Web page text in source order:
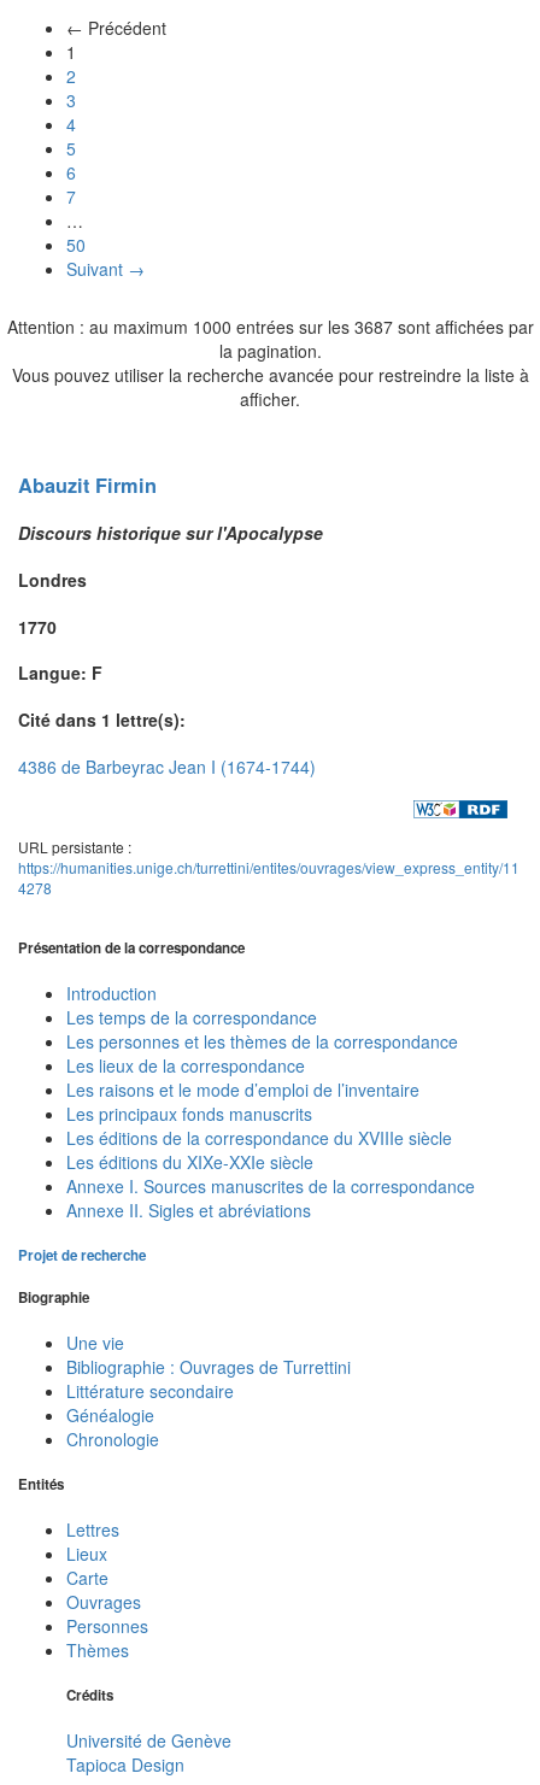
← Précédent
1
2
3
4
5
6
7
…
50
Suivant →
Attention : au maximum 1000 entrées sur les 3687 sont affichées par
la pagination.
Vous pouvez utiliser la recherche avancée pour restreindre la liste à
afficher.
Abauzit Firmin
Discours historique sur l'Apocalypse
Londres
1770
Langue: F
Cité dans 1 lettre(s):
4386 de Barbeyrac Jean I (1674-1744)
URL persistante :
https://humanities.unige.ch/turrettini/entites/ouvrages/view_express_entity/11
4278
Présentation de la correspondance
Introduction
Les temps de la correspondance
Les personnes et les thèmes de la correspondance
Les lieux de la correspondance
Les raisons et le mode d’emploi de l’inventaire
Les principaux fonds manuscrits
Les éditions de la correspondance du XVIIIe siècle
Les éditions du XIXe-XXIe siècle
Annexe I. Sources manuscrites de la correspondance
Annexe II. Sigles et abréviations
Projet de recherche
Biographie
Une vie
Bibliographie : Ouvrages de Turrettini
Littérature secondaire
Généalogie
Chronologie
Entités
Lettres
Lieux
Carte
Ouvrages
Personnes
Thèmes
Crédits
Université de Genève
Tapioca Design